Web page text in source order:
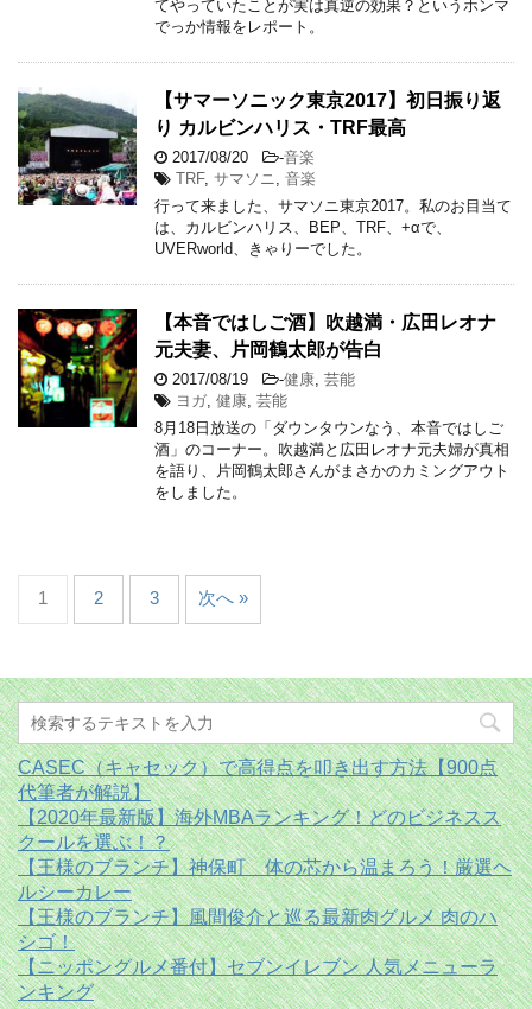
てやっていたことが実は真逆の効果？というホンマ
でっか情報をレポート。
【サマーソニック東京2017】初日振り返
り カルビンハリス・TRF最高
2017/08/20 -音楽
TRF, サマソニ
音楽
行って来ました、サマソニ東京2017。私のお目当て
は、カルビンハリス、BEP、TRF、+αで、
UVERworld、きゃりーでした。
【本音ではしご酒】吹越満・広田レオナ
元夫妻、片岡鶴太郎が告白
2017/08/19 -健康 芸能
ヨガ 健康 芸能
8月18日放送の「ダウンタウンなう、本音ではしご
酒」のコーナー。吹越満と広田レオナ元夫婦が真相
を語り、片岡鶴太郎さんがまさかのカミングアウト
をしました。
1 2 3 次へ »
CASEC（キャセック）で高得点を叩き出す方法【900点
代筆者が解説】
【2020年最新版】海外MBAランキング！どのビジネスス
クールを選ぶ！？
【王様のブランチ】神保町 体の芯から温まろう！厳選ヘ
ルシーカレー
【王様のブランチ】風間俊介と巡る最新肉グルメ 肉のハ
シゴ！
【ニッポングルメ番付】セブンイレブン 人気メニューラ
ンキング